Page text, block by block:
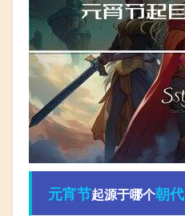
元宵节起源于哪个朝代